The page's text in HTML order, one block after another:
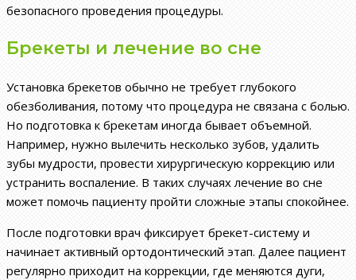
безопасного проведения процедуры.
Брекеты и лечение во сне
Установка брекетов обычно не требует глубокого
обезболивания, потому что процедура не связана с болью.
Но подготовка к брекетам иногда бывает объемной.
Например, нужно вылечить несколько зубов, удалить
зубы мудрости, провести хирургическую коррекцию или
устранить воспаление. В таких случаях лечение во сне
может помочь пациенту пройти сложные этапы спокойнее.
После подготовки врач фиксирует брекет-систему и
начинает активный ортодонтический этап. Далее пациент
регулярно приходит на коррекции, где меняются дуги,